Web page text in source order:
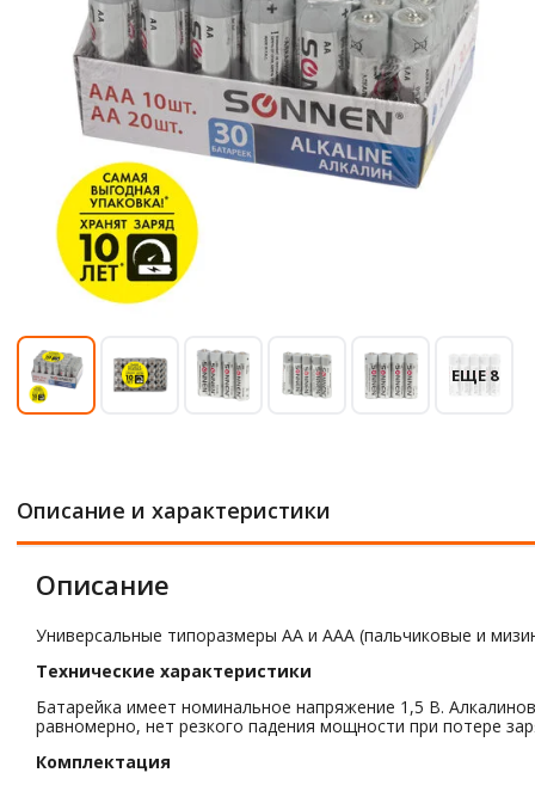
ЕЩЕ 8
Описание и характеристики
Описание
Универсальные типоразмеры АА и AAA (пальчиковые и
Технические характеристики
Батарейка имеет номинальное напряжение 1,5 В.
равномерно, нет резкого падения мощности при потере
Комплектация